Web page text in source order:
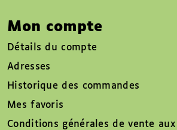
Mon compte
Détails du compte
Adresses
Historique des commandes
Mes favoris
Conditions générales de vente